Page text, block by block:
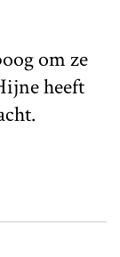
om ze
heeft